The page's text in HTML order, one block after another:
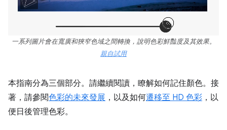
一系列圖片會在寬廣和狹窄色域之間轉換，說明色彩鮮豔度及其效果。
親自試用
本指南分為三個部分。請繼續閱讀，瞭解如何記住顏色。接
著，請參閱色彩的未來發展 ，以及如何遷移至 HD 色彩 ，以
便日後管理色彩。